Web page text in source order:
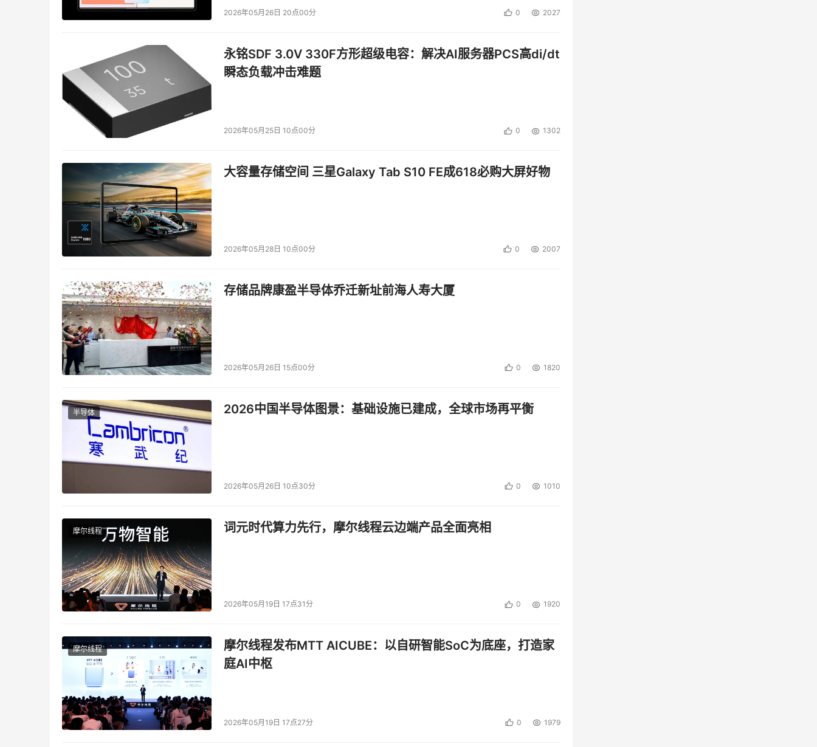
2026年05月26日 20点00分 0 2027
永铭SDF 3.0V 330F方形超级电容：解决AI服务器PCS高di/dt
瞬态负载冲击难题
2026年05月25日 10点00分 0 1302
大容量存储空间 三星Galaxy Tab S10 FE成618必购大屏好物
2026年05月28日 10点00分 0 2007
存储品牌康盈半导体乔迁新址前海人寿大厦
2026年05月26日 15点00分 0 1820
半导体 2026中国半导体图景：基础设施已建成，全球市场再平衡
2026年05月26日 10点30分 0 1010
摩尔线程 词元时代算力先行，摩尔线程云边端产品全面亮相
2026年05月19日 17点31分 0 1920
摩尔线程
摩尔线程发布MTT AICUBE：以自研智能SoC为底座，打造家
庭AI中枢
2026年05月19日 17点27分 0 1979